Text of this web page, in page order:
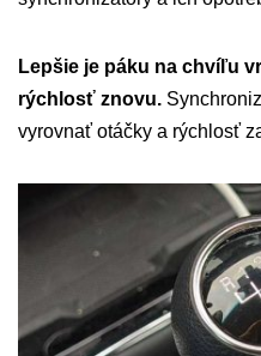
Lepšie je páku na chvíľu
rýchlosť znovu.
vyrovnať otáčky a rýchlosť